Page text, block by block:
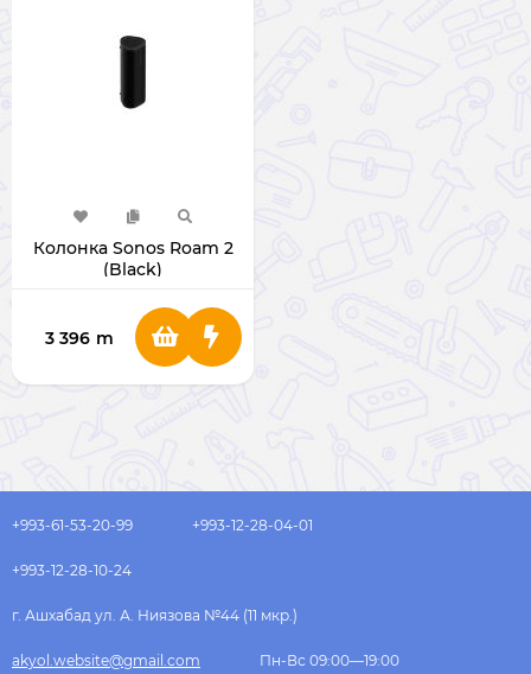
Колонка Sonos Roam 2
(Black)
3 396 m
+993-61-53-20-99 +993-12-28-04-01
+993-12-28-10-24
г. Ашхабад ул. А. Ниязова №44 (11 мкр.)
akyol.website@gmail.com Пн-Вс 09:00—19:00